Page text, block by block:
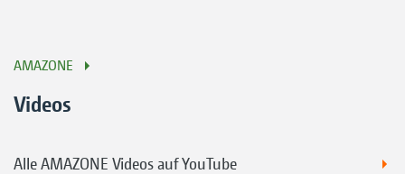
AMAZONE
Videos
Alle AMAZONE Videos auf YouTube